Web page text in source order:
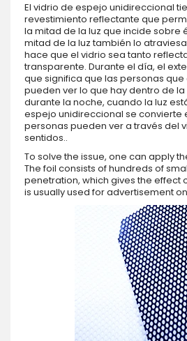
El vidrio de espejo unidireccional
revestimiento reflectante que
la mitad de la luz que incide sobre
mitad de la luz también lo
hace que el vidrio sea tanto
transparente. Durante el día, el
que significa que las personas que
pueden ver lo que hay dentro de
durante la noche, cuando la luz
espejo unidireccional se convierte
personas pueden ver a través del
sentidos..
To solve the issue, one can apply
The foil consists of hundreds of
penetration, which gives the effect
is usually used for advertisement